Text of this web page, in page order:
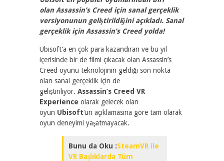
olan Assassin’s Creed için sanal gerçeklik
versiyonunun geliştirildiğini açıkladı. Sanal
gerçeklik için Assassin’s Creed yolda!
Ubisoft’a en çok para kazandıran ve bu yıl
içerisinde bir de filmi çıkacak olan Assassin’s
Creed oyunu teknolojinin geldiği son nokta
olan sanal gerçeklik için de
geliştiriliyor. Assassin’s Creed VR
Experience olarak gelecek olan
oyun Ubisoft‘un açıklamasına göre tam olarak
oyun deneyimi yaşatmayacak.
Bunu da Oku :SteamVR ile
VR Başlıklarda Tüm